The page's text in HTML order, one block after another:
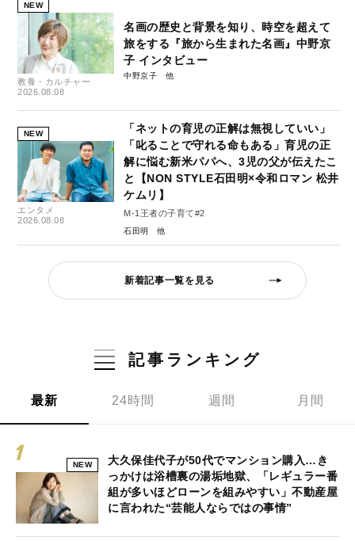
NEW
教養・カルチャー
2026.08.08
名画の歴史と背景を知り、時空を超えて
旅をする『旅から生まれた名画』中野京
子 インタビュー
中野京子
NEW
エンタメ
2026.08.08
「ネットの育児の正解は無視していい」
「叱ることで守れる命もある」育児の正
解に悩む新米パパへ、3児の父が伝えたこ
と【NON STYLE石田明×令和ロマン 松井
ケムリ】
M-1王者の子育て#2
石田明
新着記事一覧を見る
記事ランキング
最新 24時間 週間 月間
NEW
大久保佳代子が50代でマンション購入…き
っかけは浴槽裏の湯垢地獄、「レギュラー番
組が多いほどローンを組みやすい」不動産屋
に言われた“芸能人ならではの事情”